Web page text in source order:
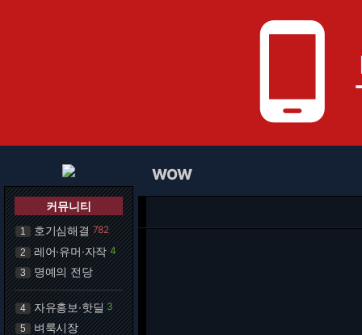
phone_android
커뮤니티
1 호기심해결 782
2 레어·유머·자작 4
3 명예의 전당
4 자유홍보·핫딜 3
5 벼룩시장
WOW